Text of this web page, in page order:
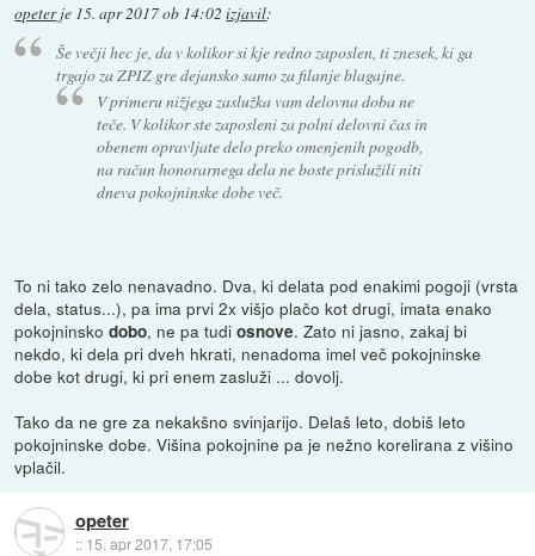
opeterje 15. apr 2017 ob 14:02 izjavil:
Še večji hec je, da v kolikor si kje redno zaposlen, ti znesek, ki ga
trgajo za ZPIZ gre dejansko samo za filanje blagajne.
V primeru nižjega zaslužka vam delovna doba ne
teče. V kolikor ste zaposleni za polni delovni čas in
obenem opravljate delo preko omenjenih pogodb,
na račun honorarnega dela ne boste prislužili niti
dneva pokojninske dobe več.
To ni tako zelo nenavadno. Dva, ki delata pod enakimi pogoji (vrsta
dela, status...), pa ima prvi 2x višjo plačo kot drugi, imata enako
pokojninskodobo, ne pa tudiosnove. Zato ni jasno, zakaj bi
nekdo, ki dela pri dveh hkrati, nenadoma imel več pokojninske
dobe kot drugi, ki pri enem zasluži ... dovolj.
Tako da ne gre za nekakšno svinjarijo. Delaš leto, dobiš leto
pokojninske dobe. Višina pokojnine pa je nežno korelirana z višino
vplačil.
opeter
:: 15. apr 2017, 17:05